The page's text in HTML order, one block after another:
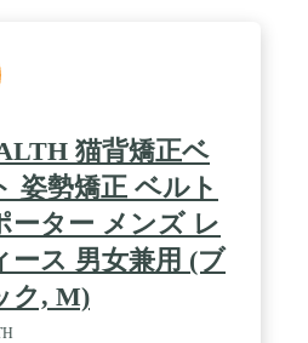
なクオリティ 短冊状に裁断さ
をキープしながら編み込んで
るものがあります。密に編み
崩れしにくく長持ちします。
んでいく技術はもちろん、編
剣先の処理も見事です。 レ
数多くありますが、こんなに
ンシップに溢れ、フィット
に優れたものは稀有だと思
ック、ダークブラウン、ライ
3.5cm、長さ110cm〜115cm
み式の為、フリーサイズで使
クル裏のネジをドライバーで
切って長さ調節可能タイプの
猫背矯正ベ
姿勢矯正 ベルト
ーター メンズ レ
ース 男女兼用 (ブ
ク, M)